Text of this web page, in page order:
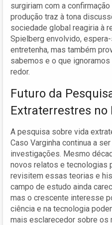
surgiriam com a
produção traz à tona
sociedade global reagiria à
Spielberg envolvido,
entretenha, mas também
sabemos e o que
redor.
Futuro da
Extraterrestres no
A pesquisa sobre vida
Caso Varginha continua a
investigações. Mesmo
novos relatos e tecnologias
revisitem essas teorias e
campo de estudo ainda
mas o crescente interesse
ciência e na tecnologia
mais esclarecedor sobre